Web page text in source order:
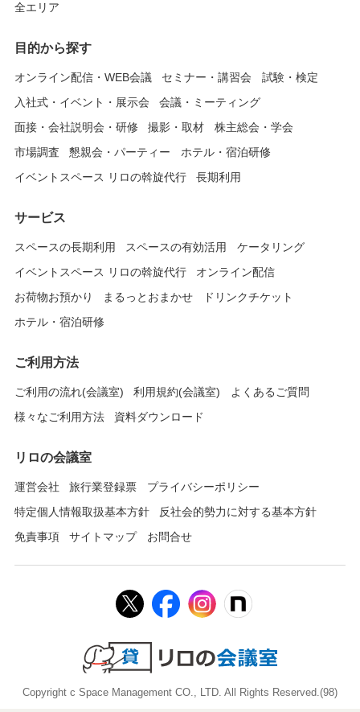
全エリア
目的から探す
オンライン配信・WEB会議 セミナー・講習会
試験・検定
入社式・イベント・展示会
会議・ミーティング
面接・会社説明会・研修
撮影・取材
株主総会・学会
市場調査
懇親会・パーティー
ホテル・宿泊研修
イベントスペース リロの斡旋代行
長期利用
サービス
スペースの長期利用 スペースの有効活用
ケータリング
イベントスペース リロの斡旋代行
オンライン配信
お荷物お預かり
まるっとおまかせ
ドリンクチケット
ホテル・宿泊研修
ご利用方法
ご利用の流れ(会議室) 利用規約(会議室)
よくあるご質問
様々なご利用方法
資料ダウンロード
リロの会議室
運営会社 旅行業登録票
プライバシーポリシー
特定個人情報取扱基本方針
反社会的勢力に対する基本方針
免責事項
サイトマップ お問合せ
Copyright c Space Management CO., LTD. All Rights Reserved.(98)